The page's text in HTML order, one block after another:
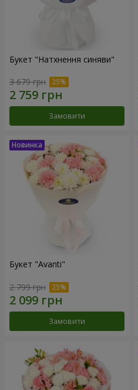
Букет "Натхнення синяви"
3 679 грн
Замовити
Букет "Avanti"
2 799 грн
Замовити